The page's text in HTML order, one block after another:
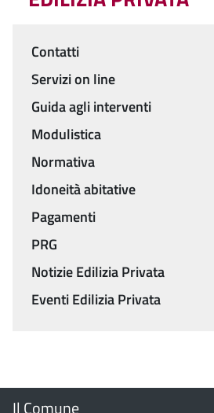
Menu
Contatti
Servizi on line
Guida agli interventi
Modulistica
Normativa
Idoneità abitative
Pagamenti
PRG
Notizie Edilizia Privata
Eventi Edilizia Privata
Il Comune